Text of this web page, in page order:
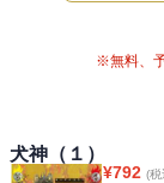
※無料、
犬神（１）
¥792 (税